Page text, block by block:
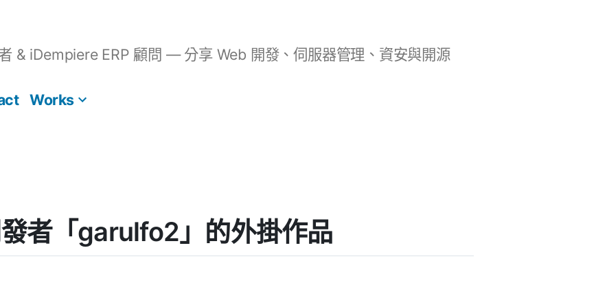
& iDempiere ERP 顧問 — 分享 Web 開發、伺服器管理、資安與開源
Works
者「garulfo2」的外掛作品